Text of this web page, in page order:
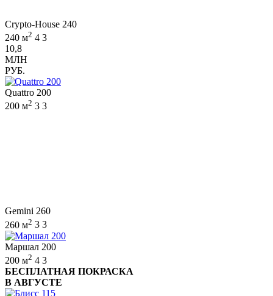
Crypto-House 240
240 м2 4 3
10,8
МЛН
РУБ.
Quattro 200
200 м2 3 3
Gemini 260
260 м2 3 3
Маршал 200
200 м2 4 3
БЕСПЛАТНАЯ ПОКРАСКА
В АВГУСТЕ